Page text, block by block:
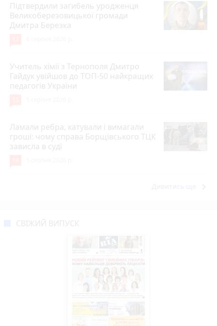
Підтвердили загибель уродженця
Великоберезовицької громади
Дмитра Березка
Учитель хімії з Тернополя Дмитро
Гайдук увійшов до ТОП-50 найкращих
педагогів України
Ламали ребра, катували і вимагали
гроші: чому справа Борщівського ТЦК
зависла в суді